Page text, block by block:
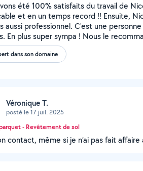
été 100% satisfaits du travail de
et en un temps record !! Ensuite,
aussi professionnel. C'est une
En plus super sympa ! Nous le
dans son domaine
Véronique T.
posté le 17 juil. 2025
- Revêtement de sol
contact, même si je n’ai pas fait affaire